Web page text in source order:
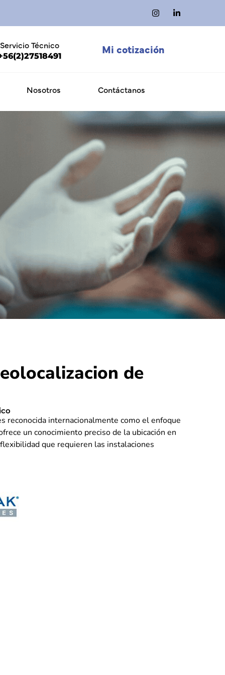
Servicio Técnico Mi cotización
Nosotros Contáctanos
de
reconocida internacionalmente como el enfoque
un conocimiento preciso de la ubicación en
que requieren las instalaciones